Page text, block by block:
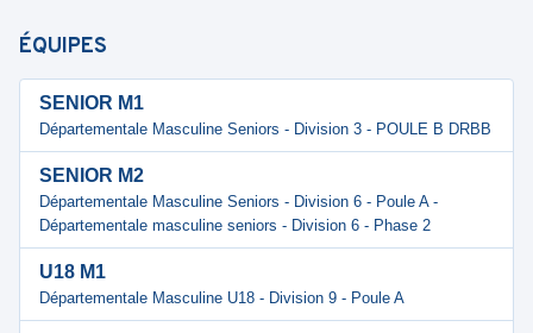
ÉQUIPES
SENIOR M1
Départementale Masculine Seniors - Division 3 - POULE B DRBB
SENIOR M2
Départementale Masculine Seniors - Division 6 - Poule A -
Départementale masculine seniors - Division 6 - Phase 2
U18 M1
Départementale Masculine U18 - Division 9 - Poule A